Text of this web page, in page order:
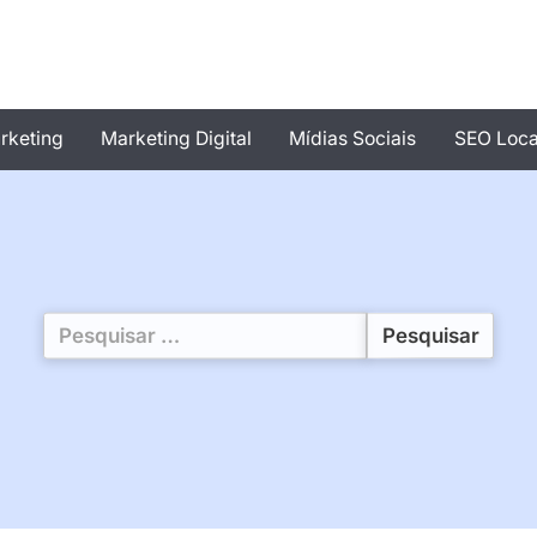
Marketing Digital Mídias Sociais SEO
Pesquisar
por: